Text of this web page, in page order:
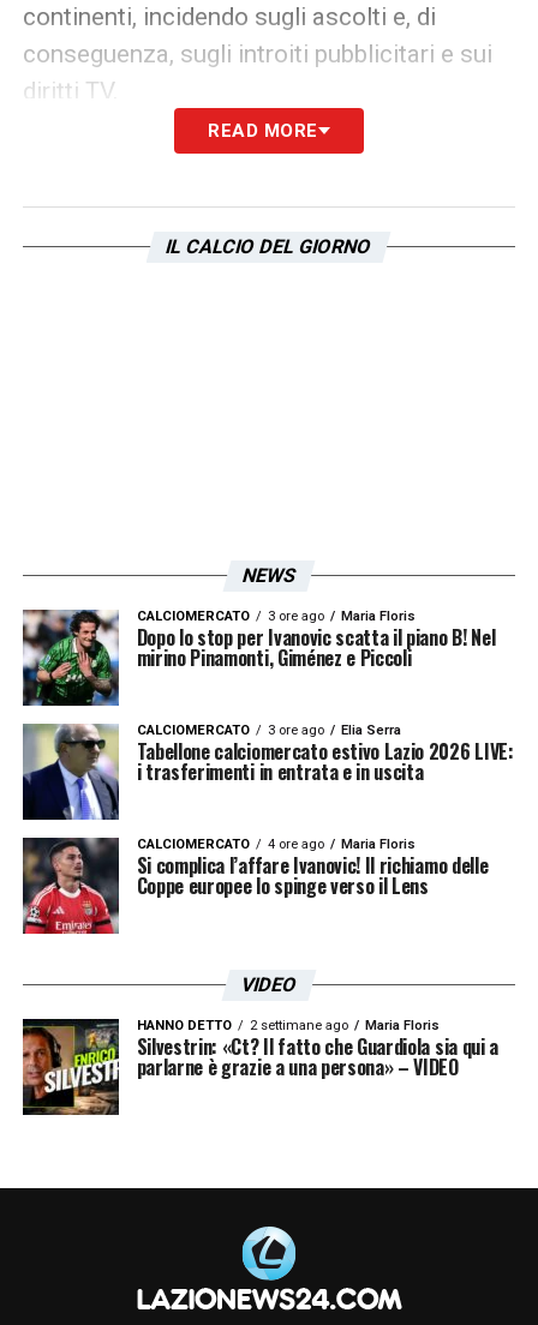
continenti, incidendo sugli ascolti e, di
conseguenza, sugli introiti pubblicitari e sui
diritti TV.
Cardone ha sottolineato come questa scelta
dovrebbe puntare a rendere i suoi eventi di
READ MORE
IL CALCIO DEL GIORNO
NEWS
CALCIOMERCATO 3 ore ago Maria Floris
Dopo lo stop per Ivanovic scatta il piano B! Nel
mirino Pinamonti, Giménez e Piccoli
CALCIOMERCATO 3 ore ago Elia Serra
Tabellone calciomercato estivo Lazio 2026 LIVE:
i trasferimenti in entrata e in uscita
CALCIOMERCATO 4 ore ago Maria Floris
Si complica l’affare Ivanovic! Il richiamo delle
Coppe europee lo spinge verso il Lens
VIDEO
HANNO DETTO 2 settimane ago Maria Floris
Silvestrin: «Ct? Il fatto che Guardiola sia qui a
parlarne è grazie a una persona» – VIDEO